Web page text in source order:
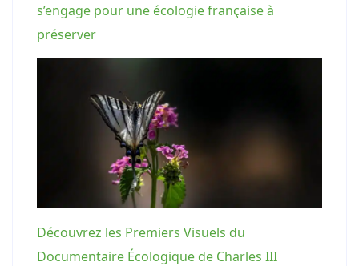
s’engage pour une écologie française à
préserver
Découvrez les Premiers Visuels du
Documentaire Écologique de Charles III